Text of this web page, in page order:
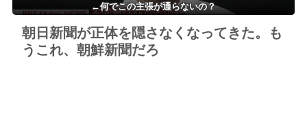
←何でこの主張が通らないの？
朝日新聞が正体を隠さなくなってきた。も
うこれ、朝鮮新聞だろ